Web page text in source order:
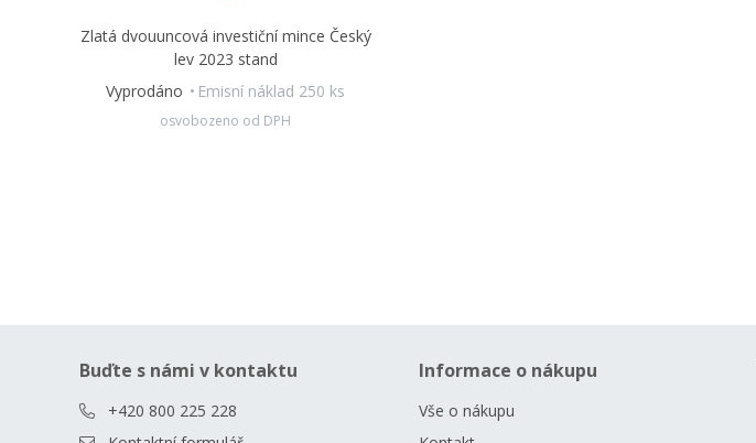
Zlatá dvouuncová investiční mince Český
lev 2023 stand
Vyprodáno
Emisní náklad 250 ks
osvobozeno od DPH
Buďte s námi v kontaktu
+420 800 225 228
Informace o nákupu
Vše o nákupu